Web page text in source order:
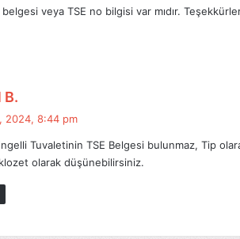
k
veya TSE no bilgisi var mıdır.
B.
i
k
2024, 8:44 pm
Tuvaletinin TSE Belgesi bulunmaz, Tip
olarak düşünebilirsiniz.